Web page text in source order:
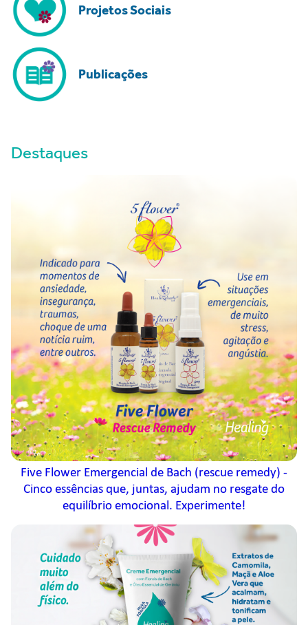
Projetos Sociais
Publicações
Destaques
Five Flower Emergencial de Bach (rescue remedy) -
Cinco essências que, juntas, ajudam no resgate do
equilíbrio emocional. Experimente!